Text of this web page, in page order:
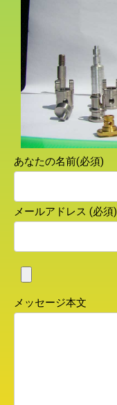
あなたの名前(必須)
メールアドレス (必須)
メッセージ本文